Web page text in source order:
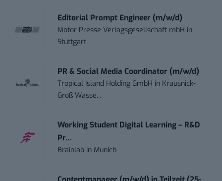
Editorial Prompt Engineer (m/w/d)
Motor Presse Verlagsgesellschaft mbH in
Stuttgart
PR & Social Media Coordinator (m/w/d)
Tropical Island Holding GmbH in Krausnick-
Groß Wasse...
Working Student Digital Learning – R&D
Pr...
Brainlab in Munich